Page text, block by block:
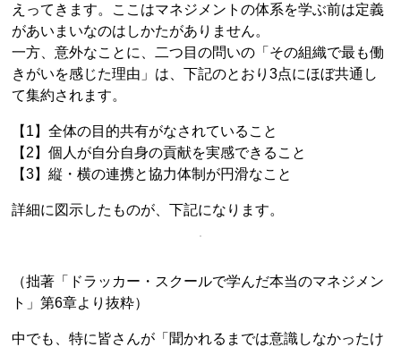
えってきます。ここはマネジメントの体系を学ぶ前は定義
があいまいなのはしかたがありません。
一方、意外なことに、二つ目の問いの「その組織で最も働
きがいを感じた理由」は、下記のとおり3点にほぼ共通し
て集約されます。
【1】全体の目的共有がなされていること
【2】個人が自分自身の貢献を実感できること
【3】縦・横の連携と協力体制が円滑なこと
詳細に図示したものが、下記になります。
（拙著「ドラッカー・スクールで学んだ本当のマネジメン
ト」第6章より抜粋）
中でも、特に皆さんが「聞かれるまでは意識しなかったけ